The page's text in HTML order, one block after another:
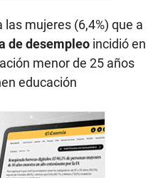
mujeres (6,4%) que a
de desempleo incidió en
menor de 25 años
educación